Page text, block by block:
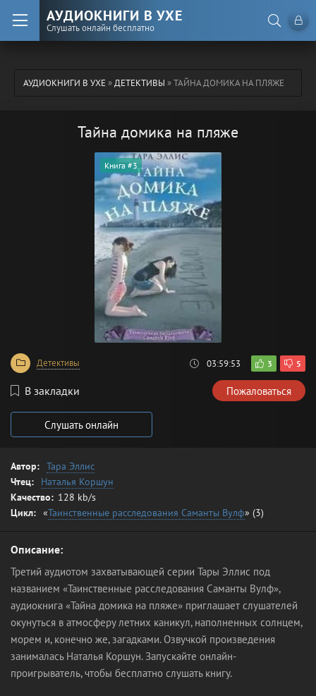
АУДИОКНИГИ В УХЕ
Слушать онлайн бесплатно
АУДИОКНИГИ В УХЕ»ДЕТЕКТИВЫ » ТАЙНА ДОМИКА НА ПЛЯЖЕ
Тайна домика на пляже
Книга #3
Детективы 03:59:53 3 5
В закладки Пожаловаться
Слушать онлайн
Автор: Тара Эллис
Чтец:
Наталья Коршун
Качество: 128 kb/s
Цикл: «Таинственные расследования Саманты Вулф» (3)
Описание:
Третий аудиотом захватывающей серии Тары Эллис под
названием «Таинственные расследования Саманты Вулф»,
аудиокнига «Тайна домика на пляже» приглашает слушателей
окунуться в атмосферу летних каникул, наполненных солнцем,
морем и, конечно же, загадками. Озвучкой произведения
занималась Наталья Коршун. Запускайте онлайн-
проигрыватель, чтобы бесплатно слушать книгу.